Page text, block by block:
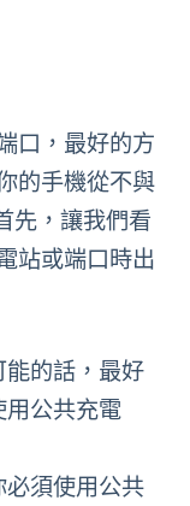
口，最好的方
的手機從不與
先，讓我們看
站或端口時出
的話，最好
用公共充電
須使用公共